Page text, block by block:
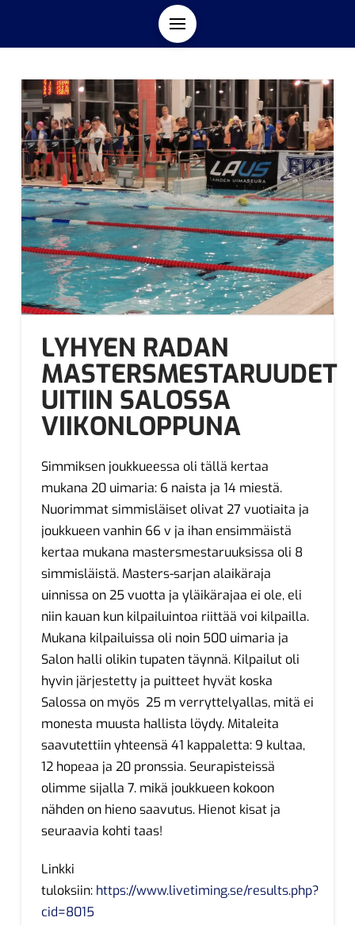
LYHYEN RADAN
MASTERSMESTARUUDET
UITIIN SALOSSA
VIIKONLOPPUNA
Simmiksen joukkueessa oli tällä kertaa
mukana 20 uimaria: 6 naista ja 14 miestä.
Nuorimmat simmisläiset olivat 27 vuotiaita ja
joukkueen vanhin 66 v ja ihan ensimmäistä
kertaa mukana mastersmestaruuksissa oli 8
simmisläistä. Masters-sarjan alaikäraja
uinnissa on 25 vuotta ja yläikärajaa ei ole, eli
niin kauan kun kilpailuintoa riittää voi kilpailla.
Mukana kilpailuissa oli noin 500 uimaria ja
Salon halli olikin tupaten täynnä. Kilpailut oli
hyvin järjestetty ja puitteet hyvät koska
Salossa on myös 25 m verryttelyallas, mitä ei
monesta muusta hallista löydy. Mitaleita
saavutettiin yhteensä 41 kappaletta: 9 kultaa,
12 hopeaa ja 20 pronssia. Seurapisteissä
olimme sijalla 7. mikä joukkueen kokoon
nähden on hieno saavutus. Hienot kisat ja
seuraavia kohti taas!
Linkki
tuloksiin: https://www.livetiming.se/results.php?
cid=8015